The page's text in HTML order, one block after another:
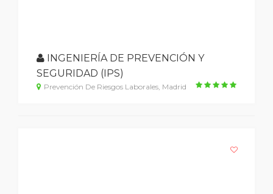
INGENIERÍA DE PREVENCIÓN Y
SEGURIDAD (IPS)
Prevención De Riesgos Laborales, Madrid